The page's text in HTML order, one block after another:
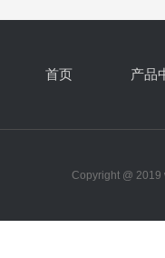
首页 产品
Copyright @ 2019